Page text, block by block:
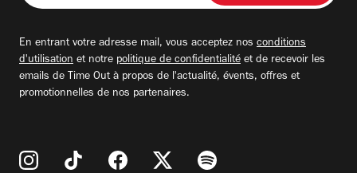
adresse
En entrant votre adresse mail, vous acceptez nos conditions
d'utilisation et notre politique de confidentialité et de recevoir les
emails de Time Out à propos de l'actualité, évents, offres et
promotionnelles de nos partenaires.